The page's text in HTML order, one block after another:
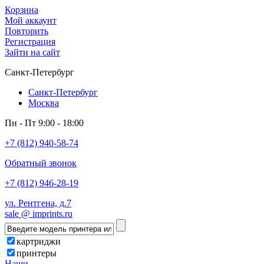
Корзина
Мой аккаунт
Повторить
Регистрация
Зайти на сайт
Санкт-Петербург
Санкт-Петербург
Москва
Пн - Пт 9:00 - 18:00
+7 (812) 940-58-74
Обратный звонок
+7 (812) 946-28-19
ул. Рентгена, д.7
sale @ imprints.ru
картриджи
принтеры